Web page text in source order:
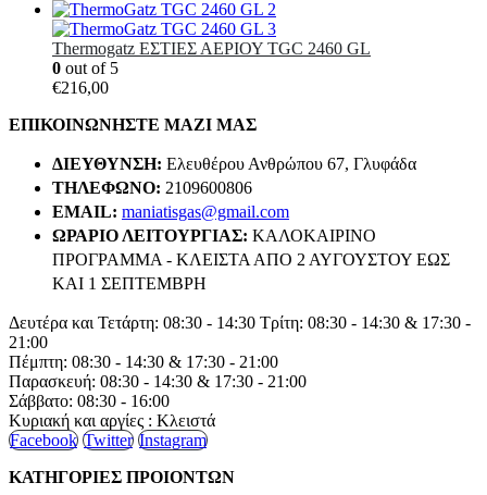
Thermogatz ΕΣΤΙΕΣ ΑΕΡΙΟΥ TGC 2460 GL
0 out of 5
€216,00
ΕΠΙΚΟΙΝΩΝΗΣΤΕ ΜΑΖΙ ΜΑΣ
ΔΙΕΥΘΥΝΣΗ: Ελευθέρου Ανθρώπου 67, Γλυφάδα
ΤΗΛΕΦΩΝΟ: 2109600806
EMAIL: maniatisgas@gmail.com
ΩΡΑΡΙΟ ΛΕΙΤΟΥΡΓΙΑΣ: ΚΑΛΟΚΑΙΡΙΝΟ
ΠΡΟΓΡΑΜΜΑ - ΚΛΕΙΣΤΑ ΑΠΟ 2 ΑΥΓΟΥΣΤΟΥ ΕΩΣ
ΚΑΙ 1 ΣΕΠΤΕΜΒΡΗ
Δευτέρα και Τετάρτη: 08:30 - 14:30 Τρίτη: 08:30 - 14:30 & 17:30 -
21:00
Πέμπτη: 08:30 - 14:30 & 17:30 - 21:00
Παρασκευή: 08:30 - 14:30 & 17:30 - 21:00
Σάββατο: 08:30 - 16:00
Κυριακή και αργίες : Κλειστά
Facebook Twitter Instagram
ΚΑΤΗΓΟΡΙΕΣ ΠΡΟΙΟΝΤΩΝ